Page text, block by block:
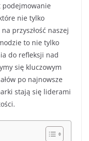
podejmowanie
nie tylko
przyszłość naszej
to nie tylko
do refleksji nad
się kluczowym
po najnowsze
stają się liderami